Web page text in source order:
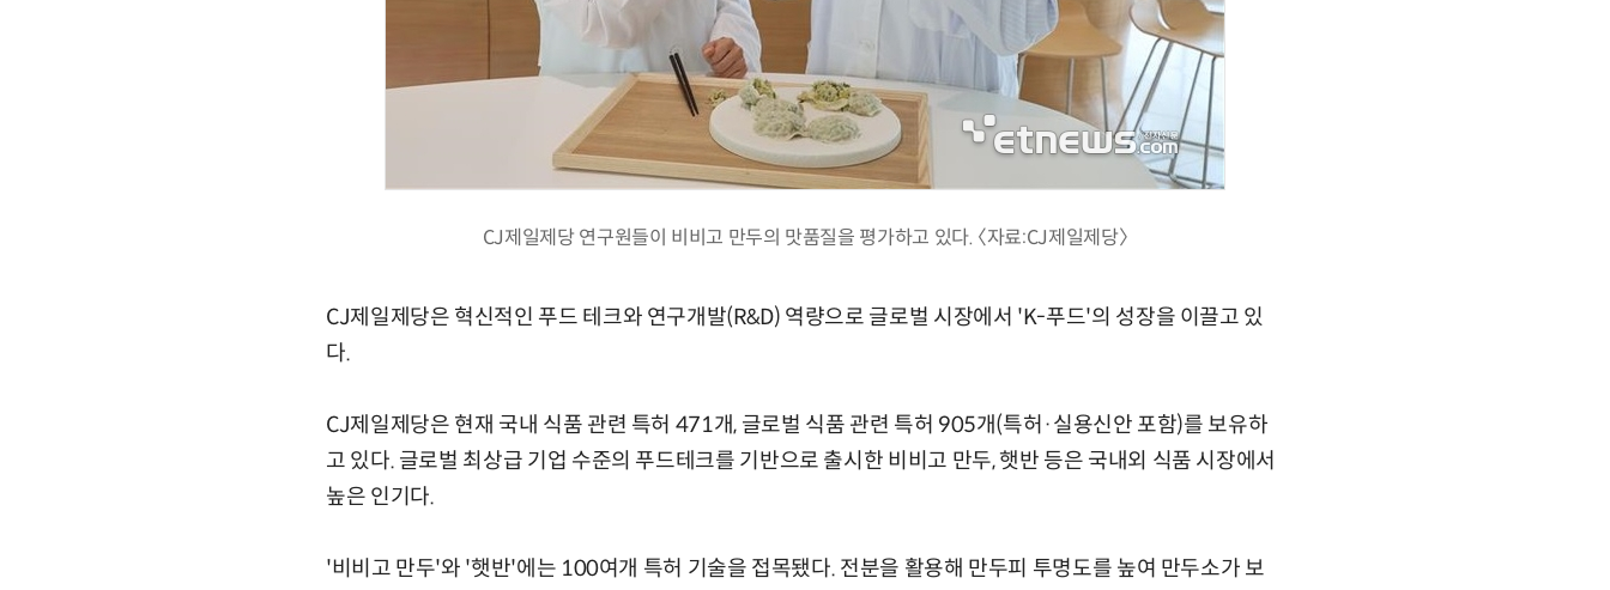
CJ제일제당 연구원들이 비비고 만두의 맛품질을 평가하고 있다. 〈자료:CJ제일제당〉
CJ제일제당은 혁신적인 푸드 테크와 연구개발(R&D) 역량으로 글로벌 시장에서 'K-푸드'의 성장을 이끌고 있
다.
CJ제일제당은 현재 국내 식품 관련 특허 471개, 글로벌 식품 관련 특허 905개(특허·실용신안 포함)를 보유하
고 있다. 글로벌 최상급 기업 수준의 푸드테크를 기반으로 출시한 비비고 만두, 햇반 등은 국내외 식품 시장에서
높은 인기다.
'비비고 만두'와 '햇반'에는 100여개 특허 기술을 접목됐다. 전분을 활용해 만두피 투명도를 높여 만두소가 보